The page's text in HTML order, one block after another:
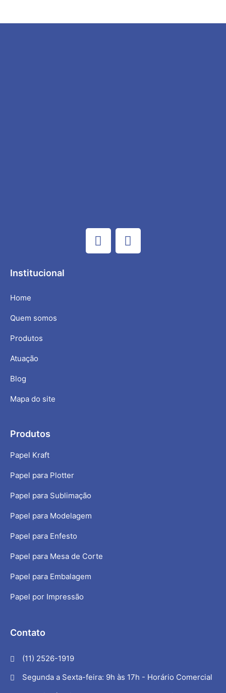
Institucional
Home
Quem somos
Produtos
Atuação
Blog
Mapa do site
Produtos
Papel Kraft
Papel para Plotter
Papel para Sublimação
Papel para Modelagem
Papel para Enfesto
Papel para Mesa de Corte
Papel para Embalagem
Papel por Impressão
Contato
(11) 2526-1919
Segunda a Sexta-feira: 9h às 17h - Horário Comercial